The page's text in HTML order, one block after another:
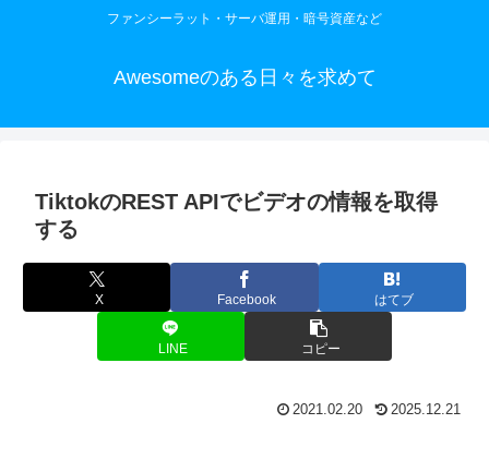
ファンシーラット・サーバ運用・暗号資産など
Awesomeのある日々を求めて
TiktokのREST APIでビデオの情報を取得
する
X Facebook はてブ
LINE コピー
2021.02.20 2025.12.21